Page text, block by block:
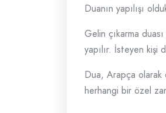
Duanın yapılışı
Gelin çıkarma
yapılır. İsteyen kişi
Dua, Arapça olarak
herhangi bir özel